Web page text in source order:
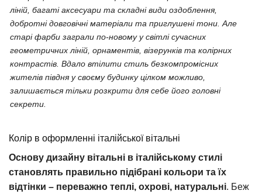
ліній, багаті аксесуари та складні види оздоблення,
добротні довговічні матеріали та приглушені тони. Але
старі фарби заграли по-новому у світлі сучасних
геометричних ліній, орнаментів, візерунків та колірних
контрастів. Вдало втілити стиль безкомпромісних
жителів півдня у своєму будинку цілком можливо,
залишається тільки розкрити для себе його головні
секрети.
Колір в оформленні італійської вітальні
Основу дизайну вітальні в італійському стилі
становлять правильно підібрані кольори та їх
відтінки – переважно теплі, охрові, натуральні. Беж